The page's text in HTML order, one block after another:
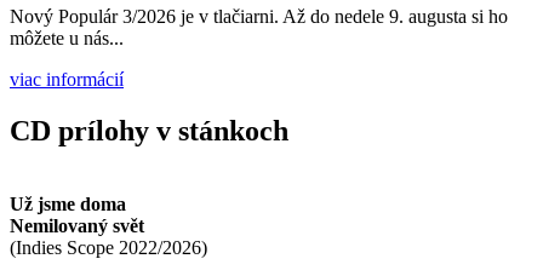
Nový Populár 3/2026 je v tlačiarni. Až do nedele 9. augusta si ho
môžete u nás...
viac informácií
CD prílohy v stánkoch
Už jsme doma
Nemilovaný svět
(Indies Scope 2022/2026)